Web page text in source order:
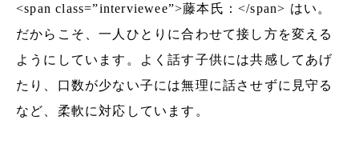
<span class=”interviewee”>藤本氏：</span> はい。
だからこそ、一人ひとりに合わせて接し方を変える
ようにしています。よく話す子供には共感してあげ
たり、口数が少ない子には無理に話させずに見守る
など、柔軟に対応しています。